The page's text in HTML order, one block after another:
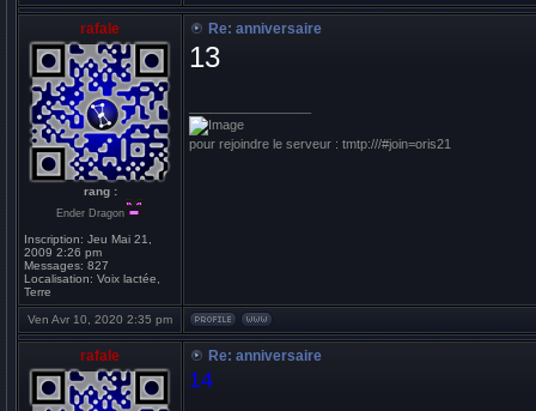
rafale
rang :
Ender Dragon
Inscription: Jeu Mai 21,
2009 2:26 pm
Messages: 827
Localisation: Voix lactée,
Terre
Re: anniversaire
13
pour rejoindre le serveur : tmtp:///#join=oris21
Ven Avr 10, 2020 2:35 pm
rafale Re: anniversaire
14